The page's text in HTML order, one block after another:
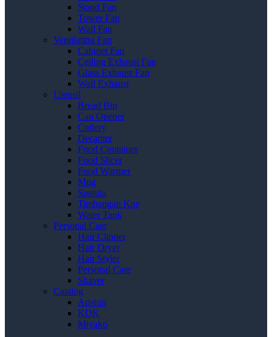
Stand Fan
Tower Fan
Wall Fan
Ventilating Fan
Cabinet Fan
Ceiling Exhaust Fan
Glass Exhaust Fan
Wall Exhaust
Utensil
Bread Bin
Can Opener
Cutlery
Decanter
Food Container
Food Slicer
Food Warmer
Mug
Spatula
Timbangan Kue
Water Tank
Personal Care
Hair Clipper
Hair Dryer
Hair Styler
Personal Care
Shaver
Catalog
Ariston
KDK
Miyako